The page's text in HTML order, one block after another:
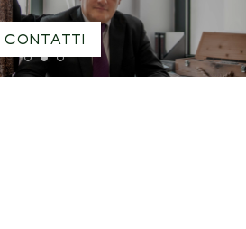
1 2 3
CONTATTI